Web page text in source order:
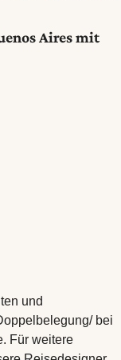
Aires mit
und
bei
Für weitere